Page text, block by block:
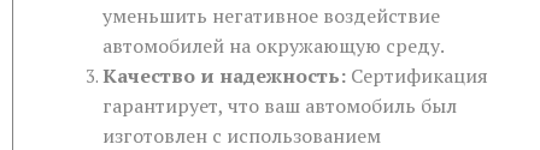
уменьшить негативное воздействие
автомобилей на окружающую среду.
Качество и надежность:Сертификация
гарантирует, что ваш автомобиль был
изготовлен с использованием